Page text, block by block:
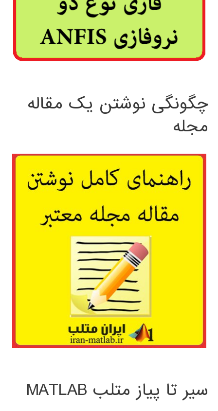
چگونگی نوشتن یک مقاله
مجله
سیر تا پیاز متلب MATLAB